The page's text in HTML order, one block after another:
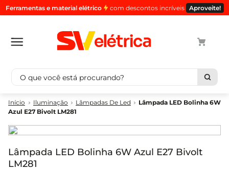
Ferramentas e material elétrico com descontos incríveis Aproveite!
O que você está procurando?
Iluminação Lâmpadas De Led
Lâmpada LED Bolinha 6W
Azul E27 Bivolt LM281
Lâmpada LED Bolinha 6W Azul E27 Bivolt
LM281
Termos mais buscados
2º
luminaria
3º
tomada
4º